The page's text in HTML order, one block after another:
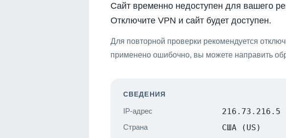
Сайт временно недоступен для вашего
Отключите VPN и сайт будет доступен.
Для повторной проверки рекомендуется
применено ошибочно, вы можете направить
СВЕДЕНИЯ
IP-адрес 216.73.216.5
Страна США (US)